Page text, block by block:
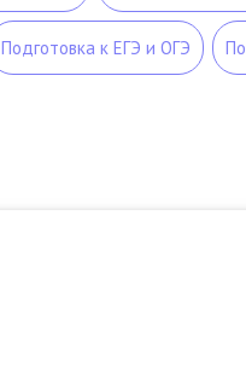
Подготовка к ЕГЭ и ОГЭ